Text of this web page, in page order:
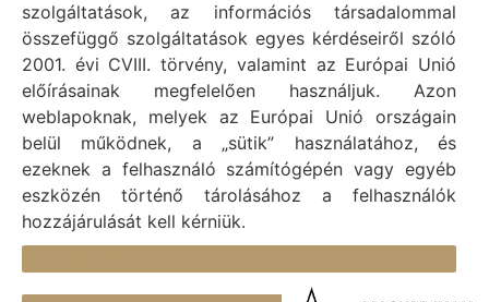
Cím: H-2473 Vál, Vajda János utca 2.
Telefon: +36 (22) 353-411
E-mail: polgarmester@val.hu
Elérhetőségek
+36 (22) 353-411
titkarsag@val.hu
szolgáltatások, az információs társadalommal
összefüggő szolgáltatások egyes kérdéseiről szóló
2001. évi CVIII. törvény, valamint az Európai Unió
előírásainak megfelelően használjuk. Azon
weblapoknak, melyek az Európai Unió országain
belül működnek, a „sütik” használatához, és
ezeknek a felhasználó számítógépén vagy egyéb
eszközén történő tárolásához a felhasználók
hozzájárulását kell kérniük.